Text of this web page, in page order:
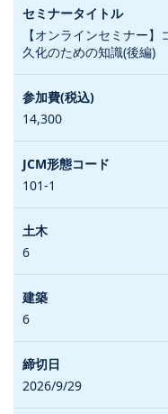
【オンラインセミナー
久化のための知識(後編)
14,300
101-1
6
6
2026/9/29